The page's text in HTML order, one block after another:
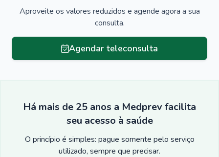
Aproveite os valores reduzidos e agende agora a sua
consulta.
Agendar teleconsulta
Há mais de 25 anos a Medprev facilita
seu acesso à saúde
O princípio é simples: pague somente pelo serviço
utilizado, sempre que precisar.